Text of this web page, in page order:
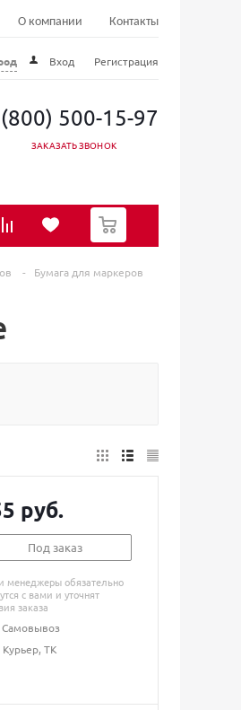
О компании Контакты
Вход Регистрация
500-15-97
ЗАКАЗАТЬ ЗВОНОК
0
-
Бумага для маркеров
руб.
Под заказ
менеджеры обязательно
с вами и уточнят
заказа
Самовывоз
Курьер, ТК